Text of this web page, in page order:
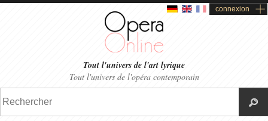
connexion
Tout l'univers de l'art lyrique
Tout l'univers de l'opéra contemporain